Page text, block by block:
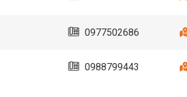
0977502686
0988799443